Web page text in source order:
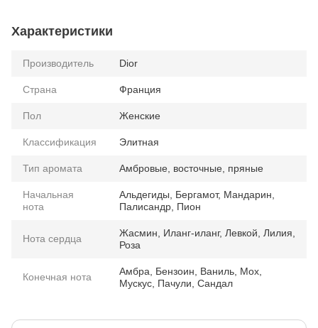
Характеристики
Производитель Dior
Страна Франция
Пол Женские
Классификация Элитная
Тип аромата Амбровые, восточные, пряные
Начальная
нота
Альдегиды, Бергамот, Мандарин,
Палисандр, Пион
Нота сердца
Жасмин, Иланг-иланг, Левкой, Лилия,
Роза
Конечная нота
Амбра, Бензоин, Ваниль, Мох,
Мускус, Пачули, Сандал